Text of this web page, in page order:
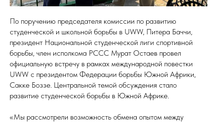
По поручению председателя комиссии по развитию
студенческой и школьной борьбы в UWW, Питера Баччи,
президент Национальной студенческой лиги спортивной
борьбы, член исполкома РССС Мурат Остаев провел
официальную встречу в рамках международной повестки
UWW с президентом Федерации борьбы Южной Африки,
Сакке Боззе. Центральной темой обсуждения стало
развитие студенческой борьбы в Южной Африке.
«Мы рассмотрели возможность обмена опытом между